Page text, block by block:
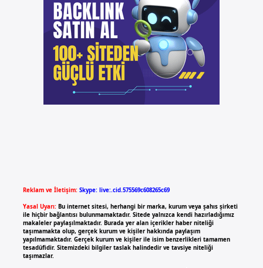
Reklam ve İletişim: Skype: live:.cid.575569c608265c69
Yasal Uyarı: Bu internet sitesi, herhangi bir marka, kurum veya şahıs şirketi
ile hiçbir bağlantısı bulunmamaktadır. Sitede yalnızca kendi hazırladığımız
makaleler paylaşılmaktadır. Burada yer alan içerikler haber niteliği
taşımamakta olup, gerçek kurum ve kişiler hakkında paylaşım
yapılmamaktadır. Gerçek kurum ve kişiler ile isim benzerlikleri tamamen
tesadüfidir. Sitemizdeki bilgiler taslak halindedir ve tavsiye niteliği
taşımazlar.